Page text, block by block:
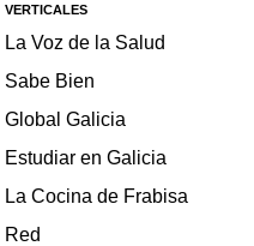
VERTICALES
La Voz de la Salud
Sabe Bien
Global Galicia
Estudiar en Galicia
La Cocina de Frabisa
Red